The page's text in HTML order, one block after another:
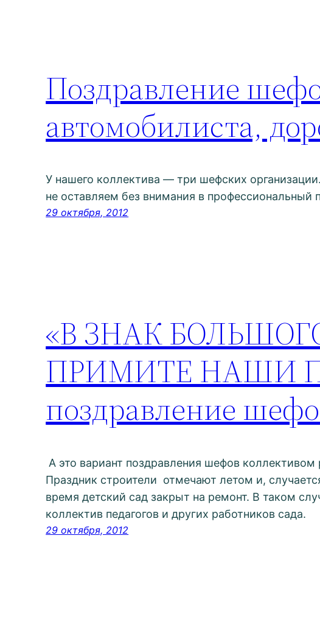
Поздравление
автомобилиста,
У нашего коллектива — три шефских
не оставляем без внимания в профессиональный
29 октября, 2012
«В ЗНАК
ПРИМИТЕ НАШИ
поздравление
А это вариант поздравления шефов коллективом
Праздник строители отмечают летом и,
время детский сад закрыт на ремонт. В таком
коллектив педагогов и других работников сада.
29 октября, 2012